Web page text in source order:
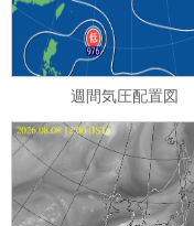
週間気圧配置図